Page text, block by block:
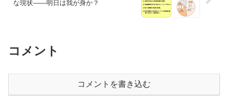
な現状――明日は我が身か？
コメント
コメントを書き込む